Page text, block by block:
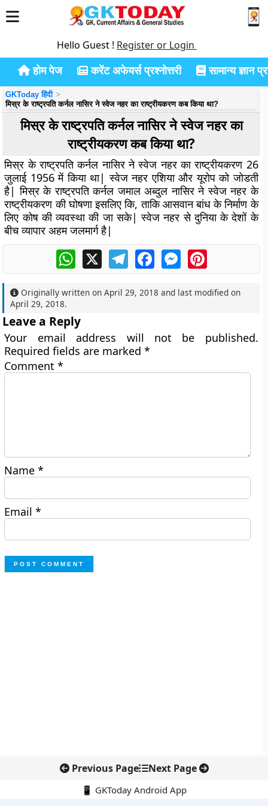
Hello Guest ! Register or Login
होम पेज करेंट अफेयर्स प्रश्नोत्तरी सामान्य ज्ञान
GKToday हिंदी
मिस्र के राष्ट्रपति कर्नल नासिर ने स्वेज नहर का राष्ट्रीयकरण कब किया था?
मिस्र के राष्ट्रपति कर्नल नासिर ने स्वेज नहर का
राष्ट्रीयकरण कब किया था?
मिस्र के राष्ट्रपति कर्नल नासिर ने स्वेज नहर का राष्ट्रीयकरण 26
जुलाई 1956 में किया था| स्वेज नहर एशिया और यूरोप को जोडती
है| मिस्र के राष्ट्रपति कर्नल जमाल अब्दुल नासिर ने स्वेज नहर के
राष्ट्रीयकरण की घोषणा इसलिए कि, ताकि आसवान बांध के निर्माण के
लिए कोष की व्यवस्था की जा सके| स्वेज नहर से दुनिया के देशों के
बीच व्यापार अहम जलमार्ग है|
WhatsApp
X TelegramFacebookMessengerPinterest
Originally written onApril 29, 2018 and last modified on
April 29, 2018.
Leave a Reply
Your email address will not be published.
Required fields are marked*
Comment*
Name*
Email*
Previous Page Next Page
📱 GKToday Android App